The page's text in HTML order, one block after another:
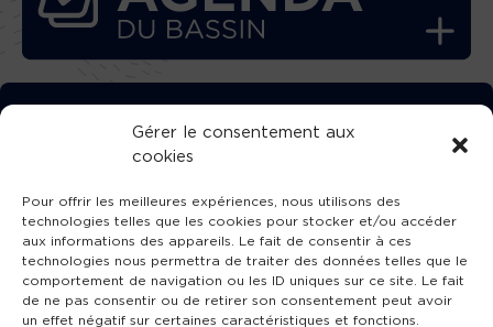
Gérer le consentement aux
cookies
Pour offrir les meilleures expériences, nous utilisons des
technologies telles que les cookies pour stocker et/ou accéder
aux informations des appareils. Le fait de consentir à ces
technologies nous permettra de traiter des données telles que le
comportement de navigation ou les ID uniques sur ce site. Le fait
de ne pas consentir ou de retirer son consentement peut avoir
un effet négatif sur certaines caractéristiques et fonctions.
TÉLÉCHARGEZ GRATUITEMENT
L’APPLICATION TVBA !
SUIVEZ-NOUS !